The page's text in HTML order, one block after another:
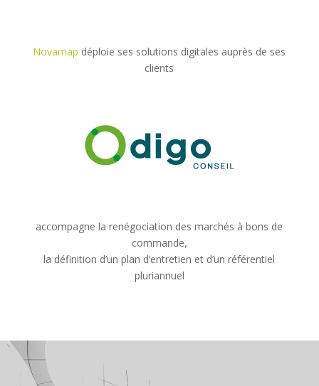
Novamap déploie ses solutions digitales auprès de ses
clients
accompagne la renégociation des marchés à bons de
commande,
la définition d’un plan d’entretien et d’un référentiel
pluriannuel